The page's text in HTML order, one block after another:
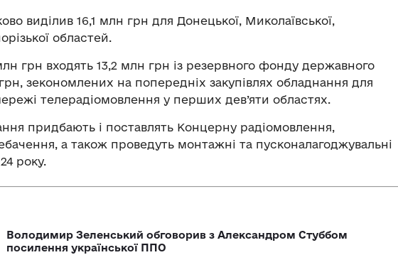
виділив 16,1 млн грн для Донецької, Миколаївської,
областей.
грн входять 13,2 млн грн із резервного фонду державного
зекономлених на попередніх закупівлях обладнання для
телерадіомовлення у перших дев’яти областях.
придбають і поставлять Концерну радіомовлення,
а також проведуть монтажні та пусконалагоджувальні
року.
Володимир Зеленський обговорив з Александром Стуббом
посилення української ППО